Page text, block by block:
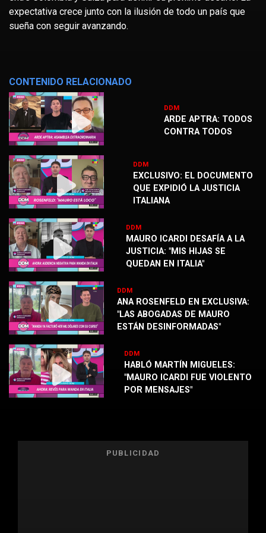
expectativa crece junto con la ilusión de todo un país que
sueña con seguir avanzando.
CONTENIDO RELACIONADO
DDM
ARDE APTRA: TODOS
CONTRA TODOS
DDM
EXCLUSIVO: EL DOCUMENTO
QUE EXPIDIÓ LA JUSTICIA
ITALIANA
DDM
MAURO ICARDI DESAFÍA A LA
JUSTICIA: "MIS HIJAS SE
QUEDAN EN ITALIA"
DDM
ANA ROSENFELD EN EXCLUSIVA:
"LAS ABOGADAS DE MAURO
ESTÁN DESINFORMADAS"
DDM
HABLÓ MARTÍN MIGUELES:
"MAURO ICARDI FUE VIOLENTO
POR MENSAJES"
PUBLICIDAD